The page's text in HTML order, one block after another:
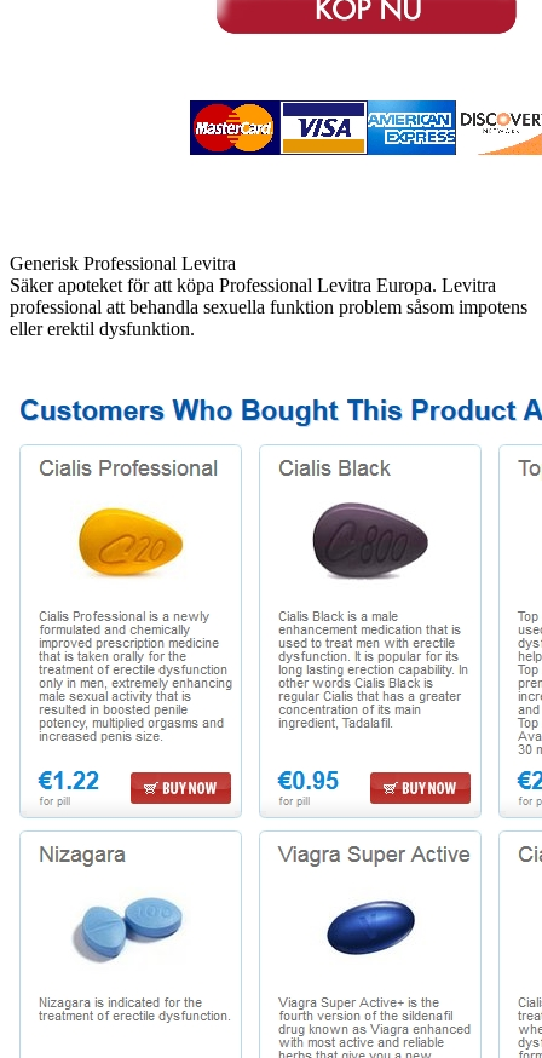
Generisk Professional Levitra
Säker apoteket för att köpa Professional Levitra Europa. Levitra
professional att behandla sexuella funktion problem såsom impotens
eller erektil dysfunktion.